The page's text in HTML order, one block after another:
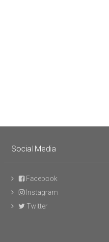
Social Media
Facebook
Instagram
Twitter